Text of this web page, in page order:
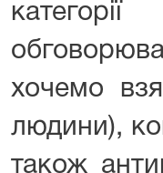
хочемо
людини),
також